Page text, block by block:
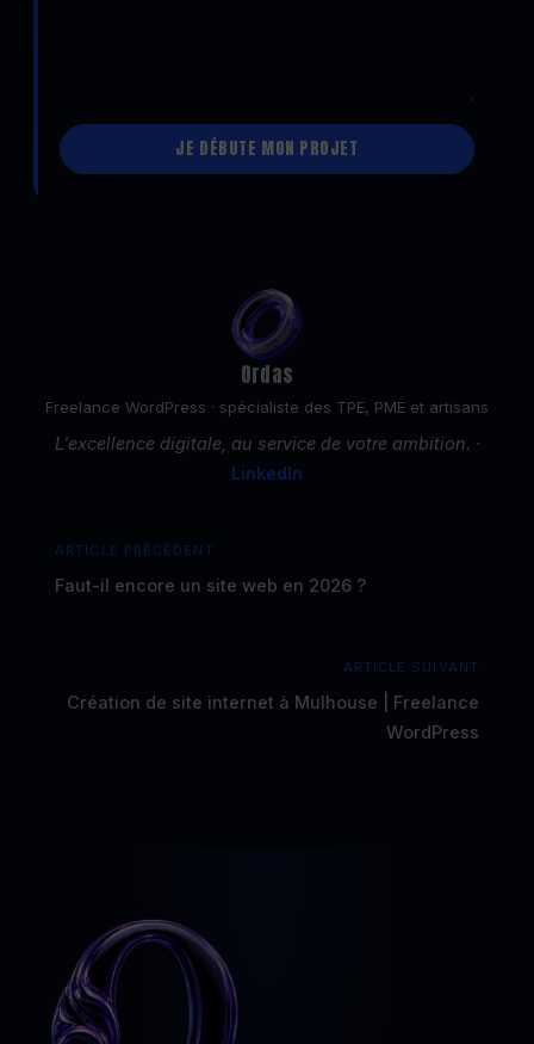
Ordas
Freelance WordPress · spécialiste des TPE, PME et artisans
L'excellence digitale, au service de votre ambition. ·
LinkedIn
ARTICLE PRÉCÉDENT
Faut-il encore un site web en 2026 ?
ARTICLE SUIVANT
Création de site internet à Mulhouse | Freelance
WordPress